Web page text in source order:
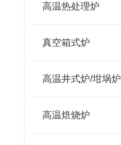
高温热处理炉
真空箱式炉
高温井式炉/坩埚炉
高温焙烧炉